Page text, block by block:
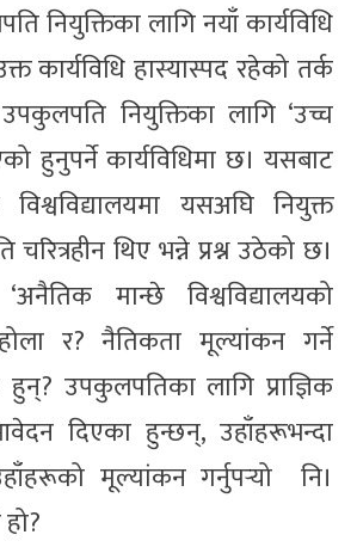
नियुक्तिका लागि नयाँ कार्यविधि
कार्यविधि हास्यास्पद रहेको तर्क
नियुक्तिका लागि ‘उच्च
हुनुपर्ने कार्यविधिमा छ। यसबाट
यसअघि नियुक्त
थिए भन्ने प्रश्न उठेको छ।
मान्छे विश्वविद्यालयको
र? नैतिकता मूल्यांकन गर्ने
उपकुलपतिका लागि प्राज्ञिक
दिएका हुन्छन्, उहाँहरूभन्दा
मूल्यांकन गर्नुपर्‍यो नि।